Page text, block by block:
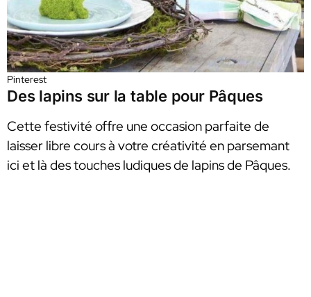
Pinterest
Des lapins sur la table pour Pâques
Cette festivité offre une occasion parfaite de
laisser libre cours à votre créativité en parsemant
ici et là des touches ludiques de lapins de Pâques.